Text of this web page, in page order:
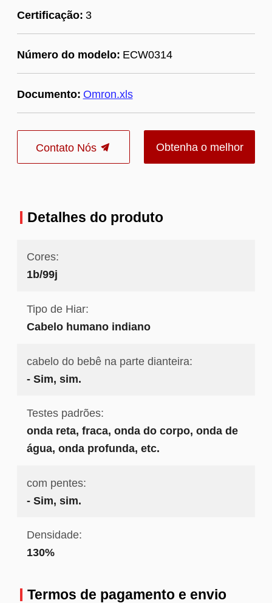
Certificação: 3
Número do modelo: ECW0314
Documento: Omron.xls
Contato Nós Obtenha o melhor
Detalhes do produto
Cores:
1b/99j
Tipo de Hiar:
Cabelo humano indiano
cabelo do bebê na parte dianteira:
- Sim, sim.
Testes padrões:
onda reta, fraca, onda do corpo, onda de
água, onda profunda, etc.
com pentes:
- Sim, sim.
Densidade:
130%
Termos de pagamento e envio